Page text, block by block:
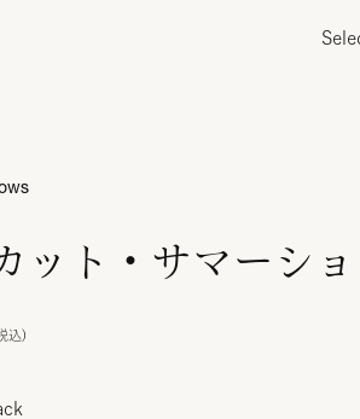
ット・サマーシ